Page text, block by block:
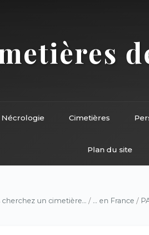
Nécrologie Cimetières
Plan du site
cherchez un cimetière... / ... en France /